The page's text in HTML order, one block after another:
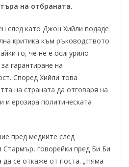
на отбраната.
след като Джон Хийли подаде
критика към ръководството
го, че не е осигурило
гарантиране на
Според Хийли това
на страната да отговаря на
и ерозира политическата
пред медиите след
Стармър, говорейки пред Би Би
се откаже от поста. „Няма